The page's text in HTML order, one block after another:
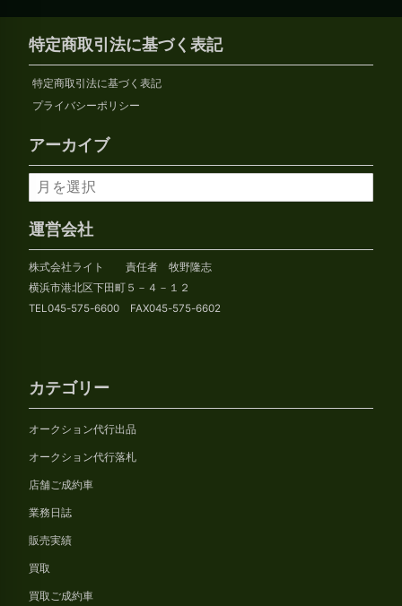
特定商取引法に基づく表記
特定商取引法に基づく表記
プライバシーポリシー
アーカイブ
ア
ー
カ
イ
ブ
運営会社
株式会社ライト 責任者 牧野隆志
横浜市港北区下田町５－４－１２
TEL045-575-6600 FAX045-575-6602
カテゴリー
オークション代行出品
オークション代行落札
店舗ご成約車
業務日誌
販売実績
買取
買取ご成約車